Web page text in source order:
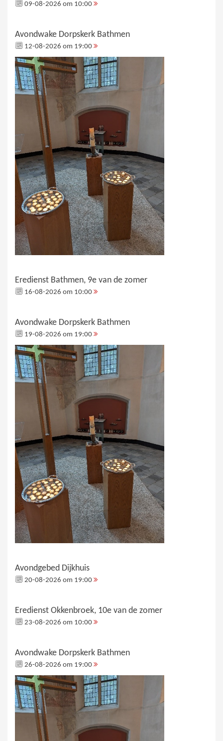
09-08-2026 om 10:00
Avondwake Dorpskerk Bathmen
12-08-2026 om 19:00
Eredienst Bathmen, 9e van de zomer
16-08-2026 om 10:00
Avondwake Dorpskerk Bathmen
19-08-2026 om 19:00
Avondgebed Dijkhuis
20-08-2026 om 19:00
Eredienst Okkenbroek, 10e van de zomer
23-08-2026 om 10:00
Avondwake Dorpskerk Bathmen
26-08-2026 om 19:00